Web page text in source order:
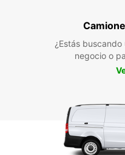
¿Estás
negocio o